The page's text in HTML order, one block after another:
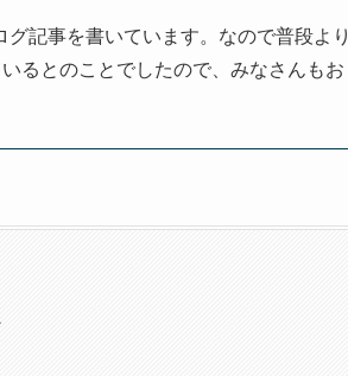
記事を書いています。なので普段より
るとのことでしたので、みなさんもお